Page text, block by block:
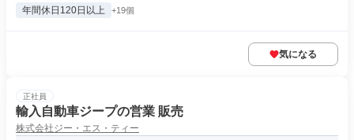
年間休日120日以上 +19個
気になる
正社員
輸入自動車ジープの営業 販売
株式会社ジー・エス・ティー